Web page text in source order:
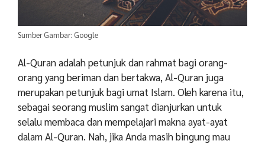
Sumber Gambar: Google
Al-Quran adalah petunjuk dan rahmat bagi orang-
orang yang beriman dan bertakwa, Al-Quran juga
merupakan petunjuk bagi umat Islam. Oleh karena itu,
sebagai seorang muslim sangat dianjurkan untuk
selalu membaca dan mempelajari makna ayat-ayat
dalam Al-Quran. Nah, jika Anda masih bingung mau